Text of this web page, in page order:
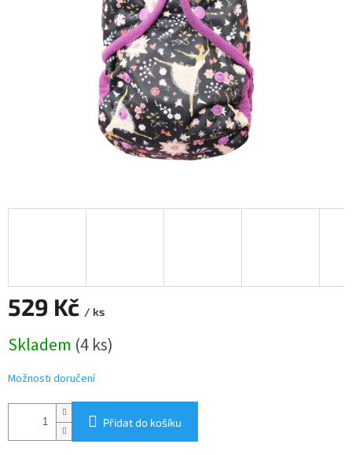
529 Kč / ks
cena:
Skladem (4 ks)
Možnosti doručení
Přidat do košíku